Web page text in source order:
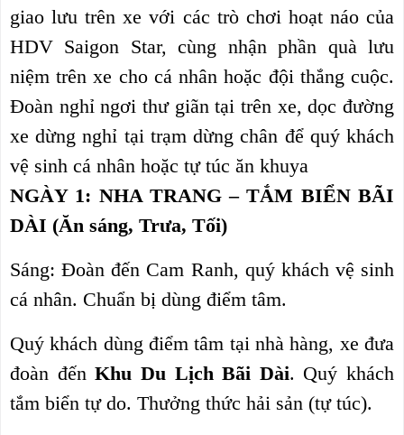
giao lưu trên xe với các trò chơi hoạt náo của
HDV Saigon Star, cùng nhận phần quà lưu
niệm trên xe cho cá nhân hoặc đội thắng cuộc.
Đoàn nghỉ ngơi thư giãn tại trên xe, dọc đường
xe dừng nghỉ tại trạm dừng chân để quý khách
vệ sinh cá nhân hoặc tự túc ăn khuya
NGÀY 1: NHA TRANG – TẮM BIỂN BÃI
DÀI (Ăn sáng, Trưa, Tối)
Sáng: Đoàn đến Cam Ranh, quý khách vệ sinh
cá nhân. Chuẩn bị dùng điểm tâm.
Quý khách dùng điểm tâm tại nhà hàng, xe đưa
đoàn đếnKhu Du Lịch Bãi Dài. Quý khách
tắm biển tự do. Thưởng thức hải sản (tự túc).